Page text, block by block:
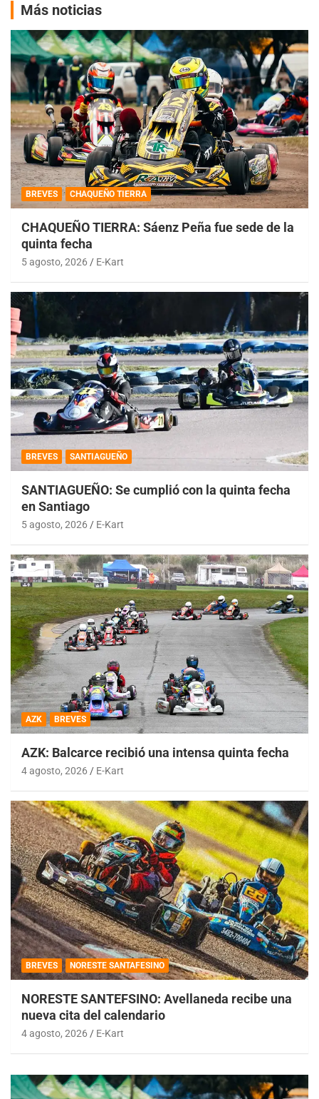
Más noticias
BREVES CHAQUEÑO TIERRA
CHAQUEÑO TIERRA: Sáenz Peña fue sede de la
quinta fecha
5 agosto, 2026 E-Kart
BREVES SANTIAGUEÑO
SANTIAGUEÑO: Se cumplió con la quinta fecha
en Santiago
5 agosto, 2026 E-Kart
AZK BREVES
AZK: Balcarce recibió una intensa quinta fecha
4 agosto, 2026 E-Kart
BREVES NORESTE SANTAFESINO
NORESTE SANTEFSINO: Avellaneda recibe una
nueva cita del calendario
4 agosto, 2026 E-Kart